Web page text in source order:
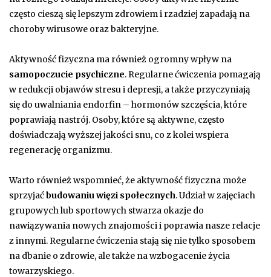
często cieszą się lepszym zdrowiem i rzadziej zapadają na
choroby wirusowe oraz bakteryjne.
Aktywność fizyczna ma również ogromny wpływ na
samopoczucie psychiczne. Regularne ćwiczenia pomagają
w redukcji objawów stresu i depresji, a także przyczyniają
się do uwalniania endorfin – hormonów szczęścia, które
poprawiają nastrój. Osoby, które są aktywne, często
doświadczają wyższej jakości snu, co z kolei wspiera
regenerację organizmu.
Warto również wspomnieć, że aktywność fizyczna może
sprzyjaćbudowaniu więzi społecznych. Udział w zajęciach
grupowych lub sportowych stwarza okazje do
nawiązywania nowych znajomości i poprawia nasze relacje
z innymi. Regularne ćwiczenia stają się nie tylko sposobem
na dbanie o zdrowie, ale także na wzbogacenie życia
towarzyskiego.